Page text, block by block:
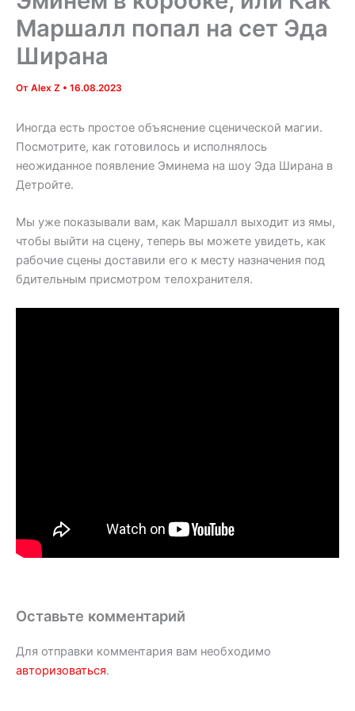
Маршалл попал на сет Эда
Ширана
От Alex Z • 16.08.2023
Иногда есть простое объяснение сценической магии.
Посмотрите, как готовилось и исполнялось
неожиданное появление Эминема на шоу Эда Ширана в
Детройте.
Мы уже показывали вам, как Маршалл выходит из ямы,
чтобы выйти на сцену, теперь вы можете увидеть, как
рабочие сцены доставили его к месту назначения под
бдительным присмотром телохранителя.
Оставьте комментарий
Для отправки комментария вам необходимо
авторизоваться.